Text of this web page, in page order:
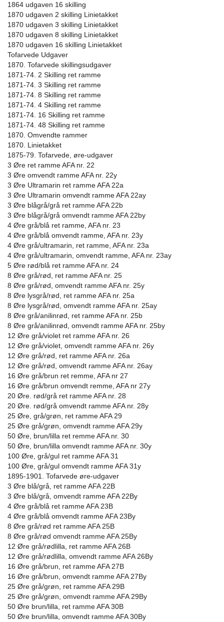
1864 udgaven 16 skilling
1870 udgaven 2 skilling Linietakket
1870 udgaven 3 skilling Linietakket
1870 udgaven 8 skilling Linietakket
1870 udgaven 16 skilling Linietakket
Tofarvede Udgaver
1870. Tofarvede skillingsudgaver
1871-74. 2 Skilling ret ramme
1871-74. 3 Skilling ret ramme
1871-74. 8 Skilling ret ramme
1871-74. 4 Skilling ret ramme
1871-74. 16 Skilling ret ramme
1871-74. 48 Skilling ret ramme
1870. Omvendte rammer
1870. Linietakket
1875-79. Tofarvede, øre-udgaver
3 Øre ret ramme AFA nr. 22
3 Øre omvendt ramme AFA nr. 22y
3 Øre Ultramarin ret ramme AFA 22a
3 Øre Ultramarin omvendt ramme AFA 22ay
3 Øre blågrå/grå ret ramme AFA 22b
3 Øre blågrå/grå omvendt ramme AFA 22by
4 Øre grå/blå ret ramme, AFA nr. 23
4 Øre grå/blå omvendt ramme, AFA nr. 23y
4 Øre grå/ultramarin, ret ramme, AFA nr. 23a
4 Øre grå/ultramarin, omvendt ramme, AFA nr. 23ay
5 Øre rød/blå ret ramme AFA nr. 24
8 Øre grå/rød, ret ramme AFA nr. 25
8 Øre grå/rød, omvendt ramme AFA nr. 25y
8 Øre lysgrå/rød, ret ramme AFA nr. 25a
8 Øre lysgrå/rød, omvendt ramme AFA nr. 25ay
8 Øre grå/anilinrød, ret ramme AFA nr. 25b
8 Øre grå/anilinrød, omvendt ramme AFA nr. 25by
12 Øre grå/violet ret ramme AFA nr. 26
12 Øre grå/violet, omvendt ramme AFA nr. 26y
12 Øre grå/rød, ret ramme AFA nr. 26a
12 Øre grå/rød, omvendt ramme AFA nr. 26ay
16 Øre grå/brun ret remme, AFA nr 27
16 Øre grå/brun omvendt remme, AFA nr 27y
20 Øre. rød/grå ret ramme AFA nr. 28
20 Øre. rød/grå omvendt ramme AFA nr. 28y
25 Øre, grå/grøn, ret ramme AFA 29
25 Øre grå/grøn, omvendt ramme AFA 29y
50 Øre, brun/lilla ret remme AFA nr. 30
50 Øre, brun/lilla omvendt ramme AFA nr. 30y
100 Øre, grå/gul ret ramme AFA 31
100 Øre, grå/gul omvendt ramme AFA 31y
1895-1901. Tofarvede øre-udgaver
3 Øre blå/grå, ret ramme AFA 22B
3 Øre blå/grå, omvendt ramme AFA 22By
4 Øre grå/blå ret ramme AFA 23B
4 Øre grå/blå omvendt ramme AFA 23By
8 Øre grå/rød ret ramme AFA 25B
8 Øre grå/rød omvendt ramme AFA 25By
12 Øre grå/rødlilla, ret ramme AFA 26B
12 Øre grå/rødlilla, omvendt ramme AFA 26By
16 Øre grå/brun, ret ramme AFA 27B
16 Øre grå/brun, omvendt ramme AFA 27By
25 Øre grå/grøn, ret ramme AFA 29B
25 Øre grå/grøn, omvendt ramme AFA 29By
50 Øre brun/lilla, ret ramme AFA 30B
50 Øre brun/lilla, omvendt ramme AFA 30By